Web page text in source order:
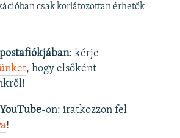
csak korlátozottan érhetők
postafiókjában: kérje
, hogy elsőként
YouTube-on: iratkozzon fel
!